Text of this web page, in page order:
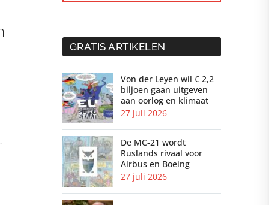
GRATIS ARTIKELEN
Von der Leyen wil € 2,2
biljoen gaan uitgeven
aan oorlog en klimaat
27 juli 2026
De MC-21 wordt
Ruslands rivaal voor
Airbus en Boeing
27 juli 2026